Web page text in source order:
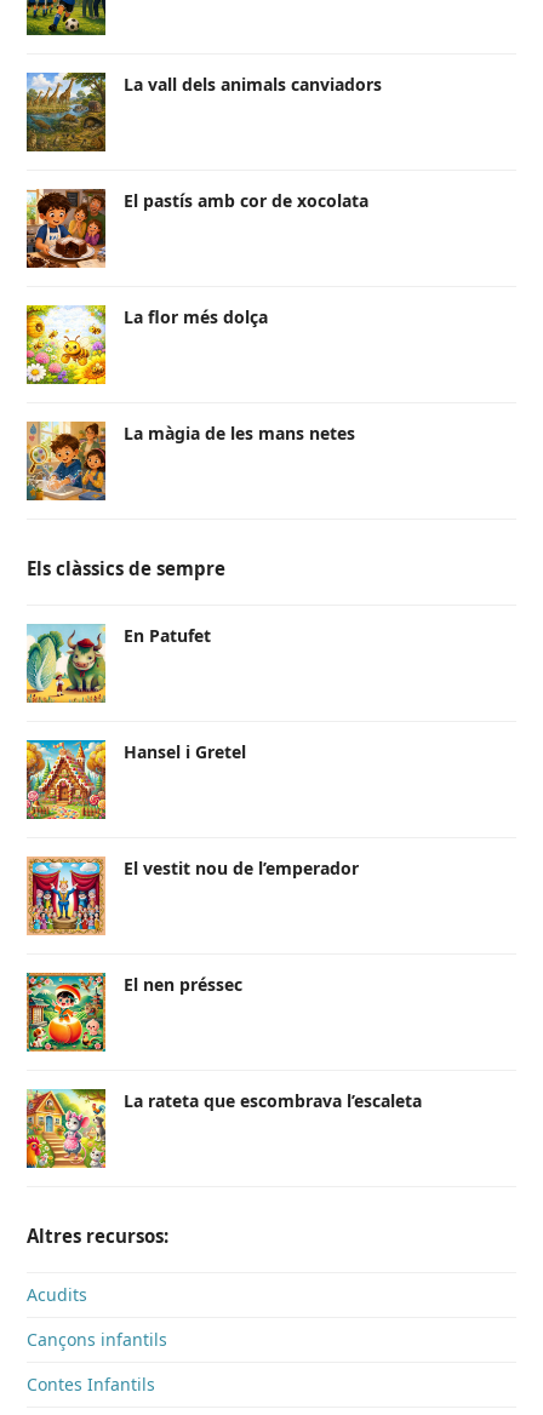
La vall dels animals canviadors
El pastís amb cor de xocolata
La flor més dolça
La màgia de les mans netes
Els clàssics de sempre
En Patufet
Hansel i Gretel
El vestit nou de l’emperador
El nen préssec
La rateta que escombrava l’escaleta
Altres recursos:
Acudits
Cançons infantils
Contes Infantils